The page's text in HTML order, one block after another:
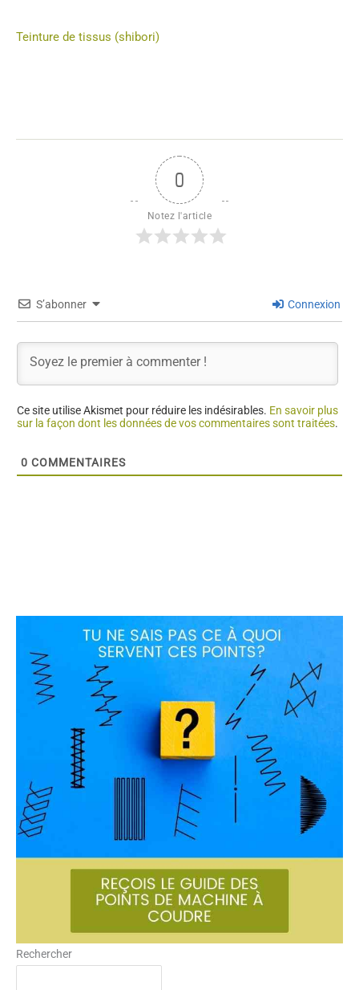
Teinture de tissus (shibori)
0
Notez l'article
S’abonner Connexion
Ce site utilise Akismet pour réduire les indésirables. En savoir plus
sur la façon dont les données de vos commentaires sont traitées.
0 COMMENTAIRES
Rechercher